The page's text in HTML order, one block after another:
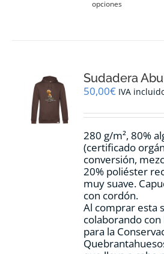
opciones
se
de
Sudadera
50,00€ IVA
280 g/m², 80%
(certificado
conversión,
20% poliéster
muy suave.
con cordón.
Al comprar esta
colaborando con
para la